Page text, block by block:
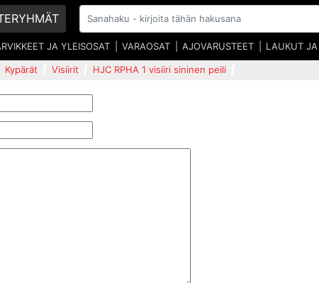
JA YLEISOSAT VARAOSAT AJOVARUSTEET LAUKUT
Kypärät Visiirit HJC RPHA 1 visiiri sininen peili